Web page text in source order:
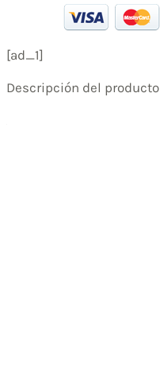
[ad_1]
Descripción del producto